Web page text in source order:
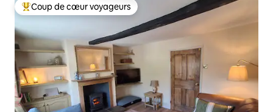
Coups de cœur voyageurs les plus appréciés
Coup de cœur voyageurs